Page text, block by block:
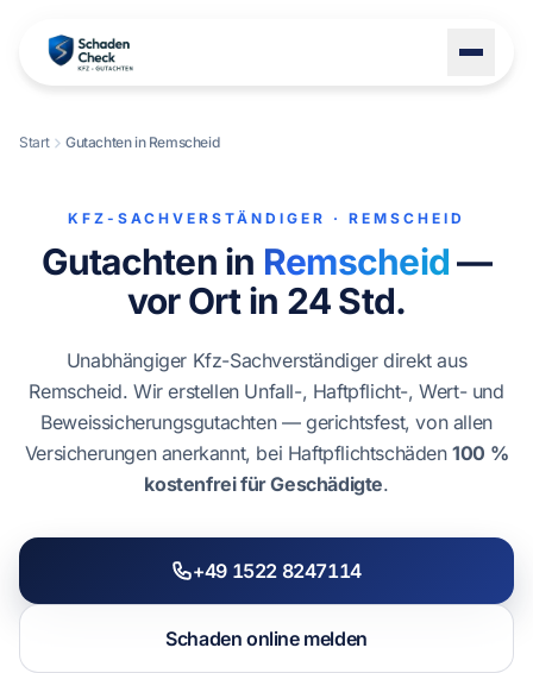
STANDORTE
BLOG
ÜBER UNS
KONTAKT
+49 1522 8247114
WhatsApp
Start Gutachten in Remscheid
KFZ-SACHVERSTÄNDIGER · REMSCHEID
Gutachten in Remscheid—
vor Ort in 24 Std.
Unabhängiger Kfz-Sachverständiger direkt aus
Remscheid. Wir erstellen Unfall-, Haftpflicht-, Wert- und
Beweissicherungsgutachten — gerichtsfest, von allen
Versicherungen anerkannt, bei Haftpflichtschäden100 %
kostenfrei für Geschädigte.
+49 1522 8247114
Schaden online melden